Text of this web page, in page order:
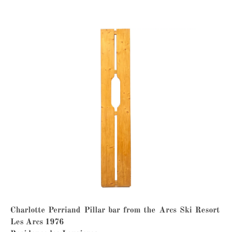
Charlotte Perriand Pillar bar from the Arcs Ski Resort
Les Arcs 1976